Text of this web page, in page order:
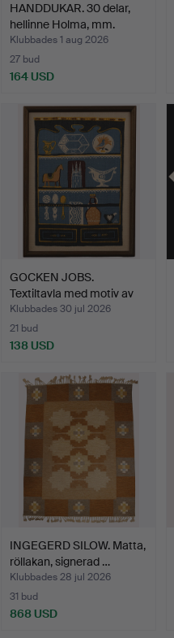
HANDDUKAR. 30 delar,
hellinne Holma, mm.
Klubbades 1 aug 2026
27 bud
164 USD
GOCKEN JOBS.
Textiltavla med motiv av
kann…
Klubbades 30 jul 2026
21 bud
138 USD
INGEGERD SILOW. Matta,
röllakan, signerad …
Klubbades 28 jul 2026
31 bud
868 USD